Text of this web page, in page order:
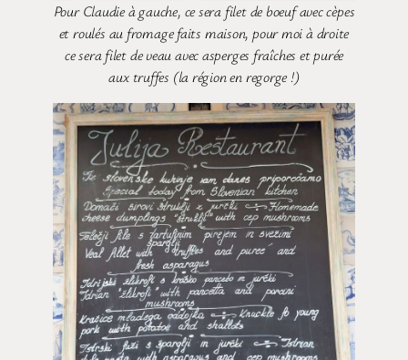
Pour Claudie à gauche, ce sera filet de boeuf avec cèpes
et roulés au fromage faits maison, pour moi à droite
ce sera filet de veau avec asperges fraîches et purée
aux truffes (la région en regorge !)